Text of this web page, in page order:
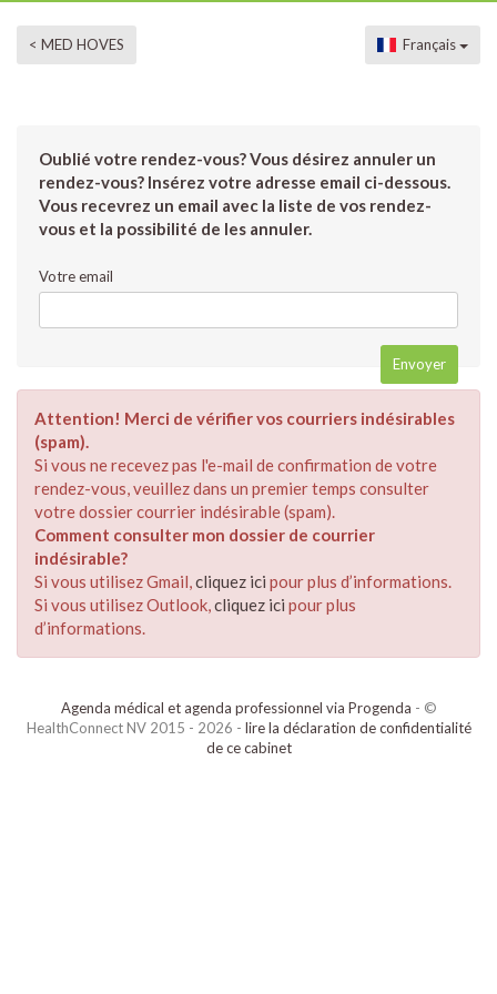
< MED HOVES Français
Oublié votre rendez-vous? Vous désirez annuler un
rendez-vous? Insérez votre adresse email ci-dessous.
Vous recevrez un email avec la liste de vos rendez-
vous et la possibilité de les annuler.
Votre email
Attention! Merci de vérifier vos courriers indésirables
(spam).
Si vous ne recevez pas l'e-mail de confirmation de votre
rendez-vous, veuillez dans un premier temps consulter
votre dossier courrier indésirable (spam).
Comment consulter mon dossier de courrier
indésirable?
Si vous utilisez Gmail,cliquez ici pour plus d’informations.
Si vous utilisez Outlook,cliquez ici pour plus
d’informations.
Agenda médical et agenda professionnel via Progenda - ©
HealthConnect NV 2015 - 2026 - lire la déclaration de confidentialité
de ce cabinet